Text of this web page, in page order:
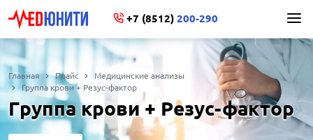
+7 (8512) 200-290
Главная Прайс
Медицинские анализы
Группа крови + Резус-фактор
Группа крови + Резус-фактор